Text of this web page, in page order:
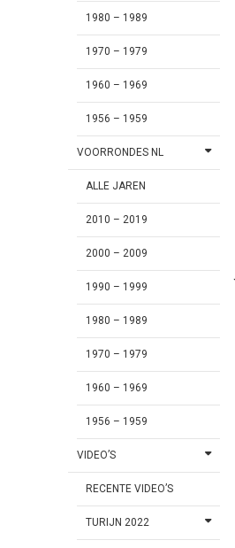
1980 – 1989
1970 – 1979
1960 – 1969
1956 – 1959
VOORRONDES NL
ALLE JAREN
2010 – 2019
2000 – 2009
1990 – 1999
1980 – 1989
1970 – 1979
1960 – 1969
1956 – 1959
VIDEO’S
RECENTE VIDEO’S
TURIJN 2022